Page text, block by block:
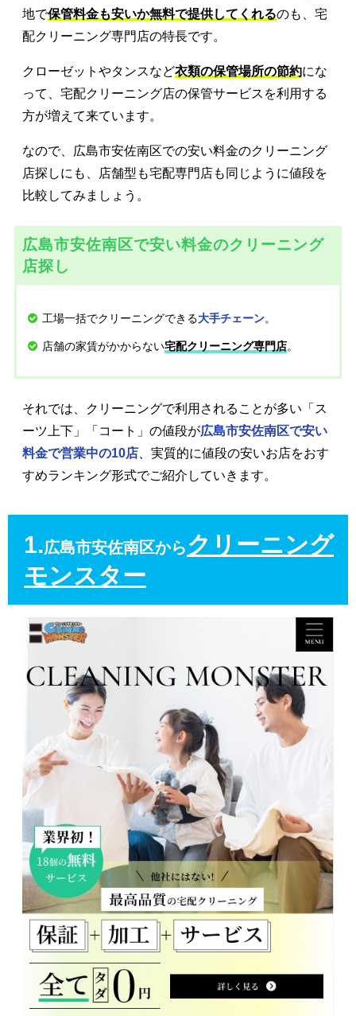
地で保管料金も安いか無料で提供してくれるのも、宅
配クリーニング専門店の特長です。
クローゼットやタンスなど衣類の保管場所の節約にな
って、宅配クリーニング店の保管サービスを利用する
方が増えて来ています。
なので、広島市安佐南区での安い料金のクリーニング
店探しにも、店舗型も宅配専門店も同じように値段を
比較してみましょう。
広島市安佐南区で安い料金のクリーニング
店探し
工場一括でクリーニングできる大手チェーン。
店舗の家賃がかからない宅配クリーニング専門店。
それでは、クリーニングで利用されることが多い「ス
ーツ上下」「コート」の値段が広島市安佐南区で安い
料金で営業中の10店 、実質的に値段の安いお店をおす
すめランキング形式でご紹介していきます。
1.広島市安佐南区からクリーニング
モンスター